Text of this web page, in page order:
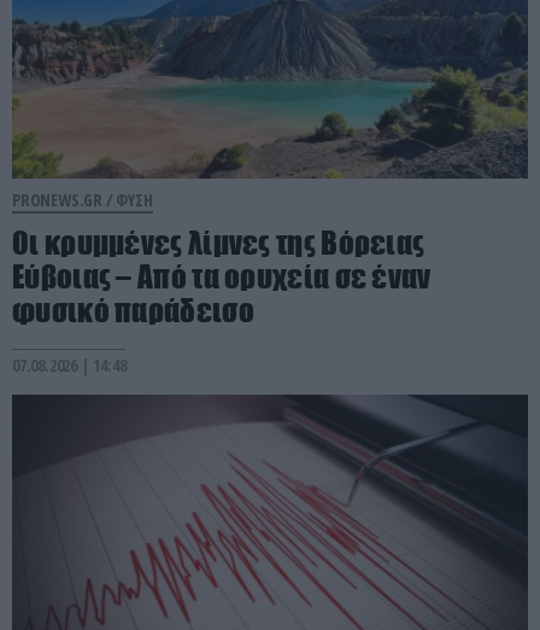
PRONEWS.GR / ΦΥΣΗ
Οι κρυμμένες λίμνες της Βόρειας
Εύβοιας – Από τα ορυχεία σε έναν
φυσικό παράδεισο
07.08.2026 | 14:48